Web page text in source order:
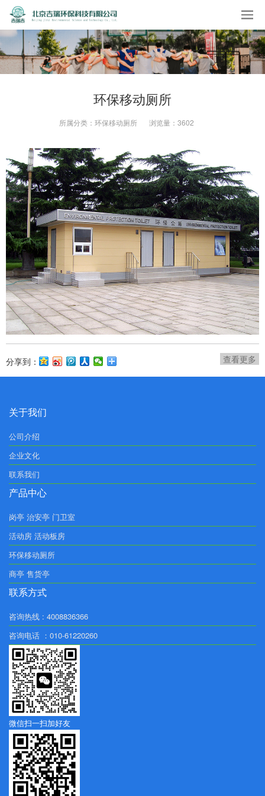
环保移动厕所
所属分类： 环保移动厕所 浏览量： 3602
查看更多
分享到：
关于我们
公司介绍
企业文化
联系我们
产品中心
岗亭 治安亭 门卫室
活动房 活动板房
环保移动厕所
商亭 售货亭
联系方式
咨询热线 : 4008836366
咨询电话 ：010-61220260
微信扫一扫加好友